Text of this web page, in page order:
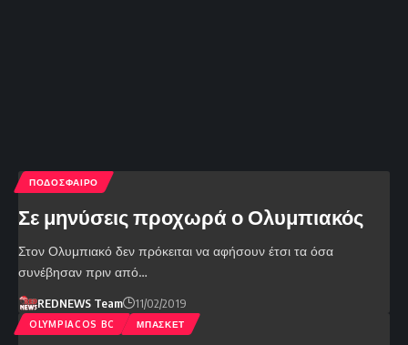
ΠΟΔΟΣΦΑΙΡΟ
Σε μηνύσεις προχωρά ο Ολυμπιακός
Στον Ολυμπιακό δεν πρόκειται να αφήσουν έτσι τα όσα
συνέβησαν πριν από…
REDNEWS Team 11/02/2019
OLYMPIACOS BC ΜΠΑΣΚΕΤ